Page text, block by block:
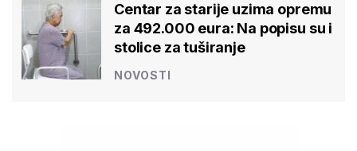
Centar za starije uzima opremu
za 492.000 eura: Na popisu su i
stolice za tuširanje
NOVOSTI